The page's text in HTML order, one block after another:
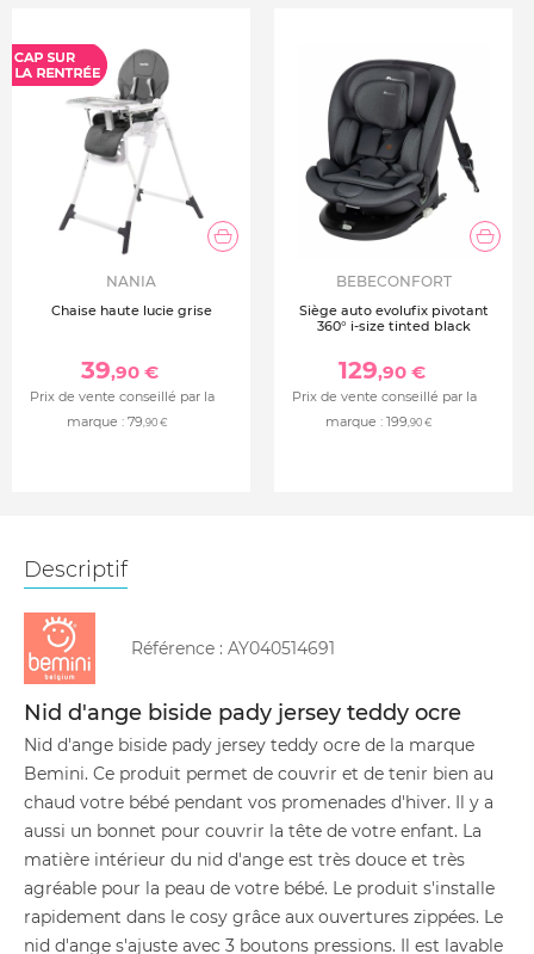
NANIA
Chaise haute lucie grise
39,90 €
Prix de vente conseillé par la
marque : 79,90 €
BEBECONFORT
Siège auto evolufix pivotant
360° i-size tinted black
129,90 €
Prix de vente conseillé par la
marque : 199,90 €
Descriptif
Référence : AY040514691
Nid d'ange biside pady jersey teddy ocre
Nid d'ange biside pady jersey teddy ocre de la marque
Bemini. Ce produit permet de couvrir et de tenir bien au
chaud votre bébé pendant vos promenades d'hiver. Il y a
aussi un bonnet pour couvrir la tête de votre enfant. La
matière intérieur du nid d'ange est très douce et très
agréable pour la peau de votre bébé. Le produit s'installe
rapidement dans le cosy grâce aux ouvertures zippées. Le
nid d'ange s'ajuste avec 3 boutons pressions. Il est lavable